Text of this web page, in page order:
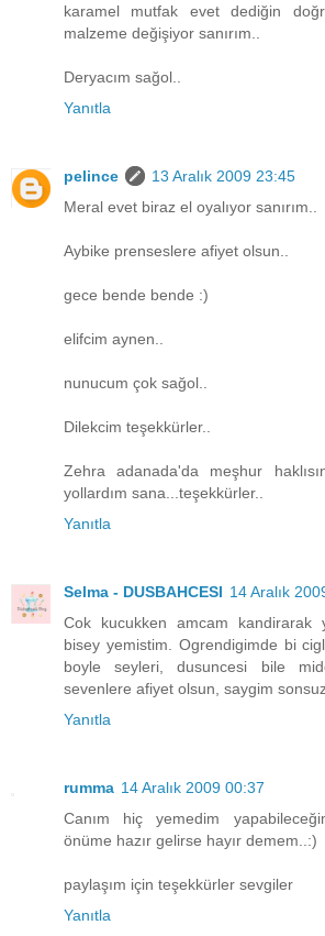
karamel mutfak evet dediğin
malzeme değişiyor sanırım..
Deryacım sağol..
Yanıtla
pelince
13 Aralık 2009 23:45
Meral evet biraz el oyalıyor sanırım..
Aybike prenseslere afiyet olsun..
gece bende bende :)
elifcim aynen..
nunucum çok sağol..
Dilekcim teşekkürler..
Zehra adanada'da meşhur
yollardım sana...teşekkürler..
Yanıtla
Selma - DUSBAHCESI 14 Aralık
Cok kucukken amcam kandirarak
bisey yemistim. Ogrendigimde bi
boyle seyleri, dusuncesi bile
sevenlere afiyet olsun, saygim
Yanıtla
rumma 14 Aralık 2009 00:37
Canım hiç yemedim
önüme hazır gelirse hayır demem..:)
paylaşım için teşekkürler sevgiler
Yanıtla